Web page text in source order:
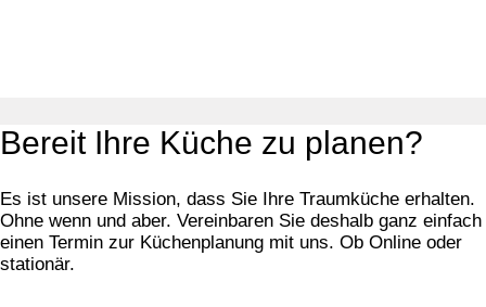
Bereit Ihre Küche zu planen?
Es ist unsere Mission, dass Sie Ihre Traumküche erhalten.
Ohne wenn und aber. Vereinbaren Sie deshalb ganz einfach
einen Termin zur Küchenplanung mit uns. Ob Online oder
stationär.